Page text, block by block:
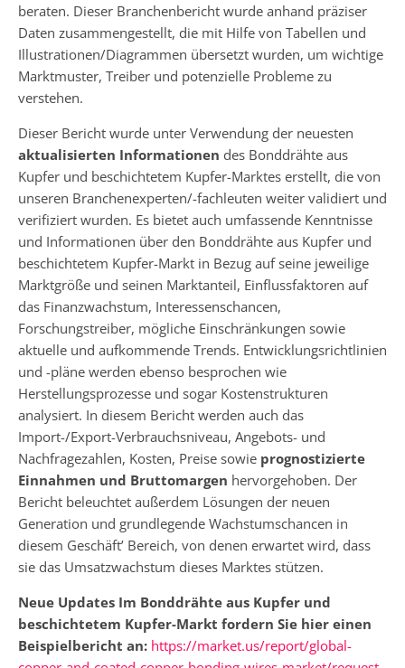
beraten. Dieser Branchenbericht wurde anhand präziser
Daten zusammengestellt, die mit Hilfe von Tabellen und
Illustrationen/Diagrammen übersetzt wurden, um wichtige
Marktmuster, Treiber und potenzielle Probleme zu
verstehen.
Dieser Bericht wurde unter Verwendung der neuesten
aktualisierten Informationen des Bonddrähte aus
Kupfer und beschichtetem Kupfer-Marktes erstellt, die von
unseren Branchenexperten/-fachleuten weiter validiert und
verifiziert wurden. Es bietet auch umfassende Kenntnisse
und Informationen über den Bonddrähte aus Kupfer und
beschichtetem Kupfer-Markt in Bezug auf seine jeweilige
Marktgröße und seinen Marktanteil, Einflussfaktoren auf
das Finanzwachstum, Interessenschancen,
Forschungstreiber, mögliche Einschränkungen sowie
aktuelle und aufkommende Trends. Entwicklungsrichtlinien
und -pläne werden ebenso besprochen wie
Herstellungsprozesse und sogar Kostenstrukturen
analysiert. In diesem Bericht werden auch das
Import-/Export-Verbrauchsniveau, Angebots- und
Nachfragezahlen, Kosten, Preise sowie prognostizierte
Einnahmen und Bruttomargen hervorgehoben. Der
Bericht beleuchtet außerdem Lösungen der neuen
Generation und grundlegende Wachstumschancen in
diesem Geschäft’ Bereich, von denen erwartet wird, dass
sie das Umsatzwachstum dieses Marktes stützen.
Neue Updates Im Bonddrähte aus Kupfer und
beschichtetem Kupfer-Markt fordern Sie hier einen
Beispielbericht an: https://market.us/report/global-